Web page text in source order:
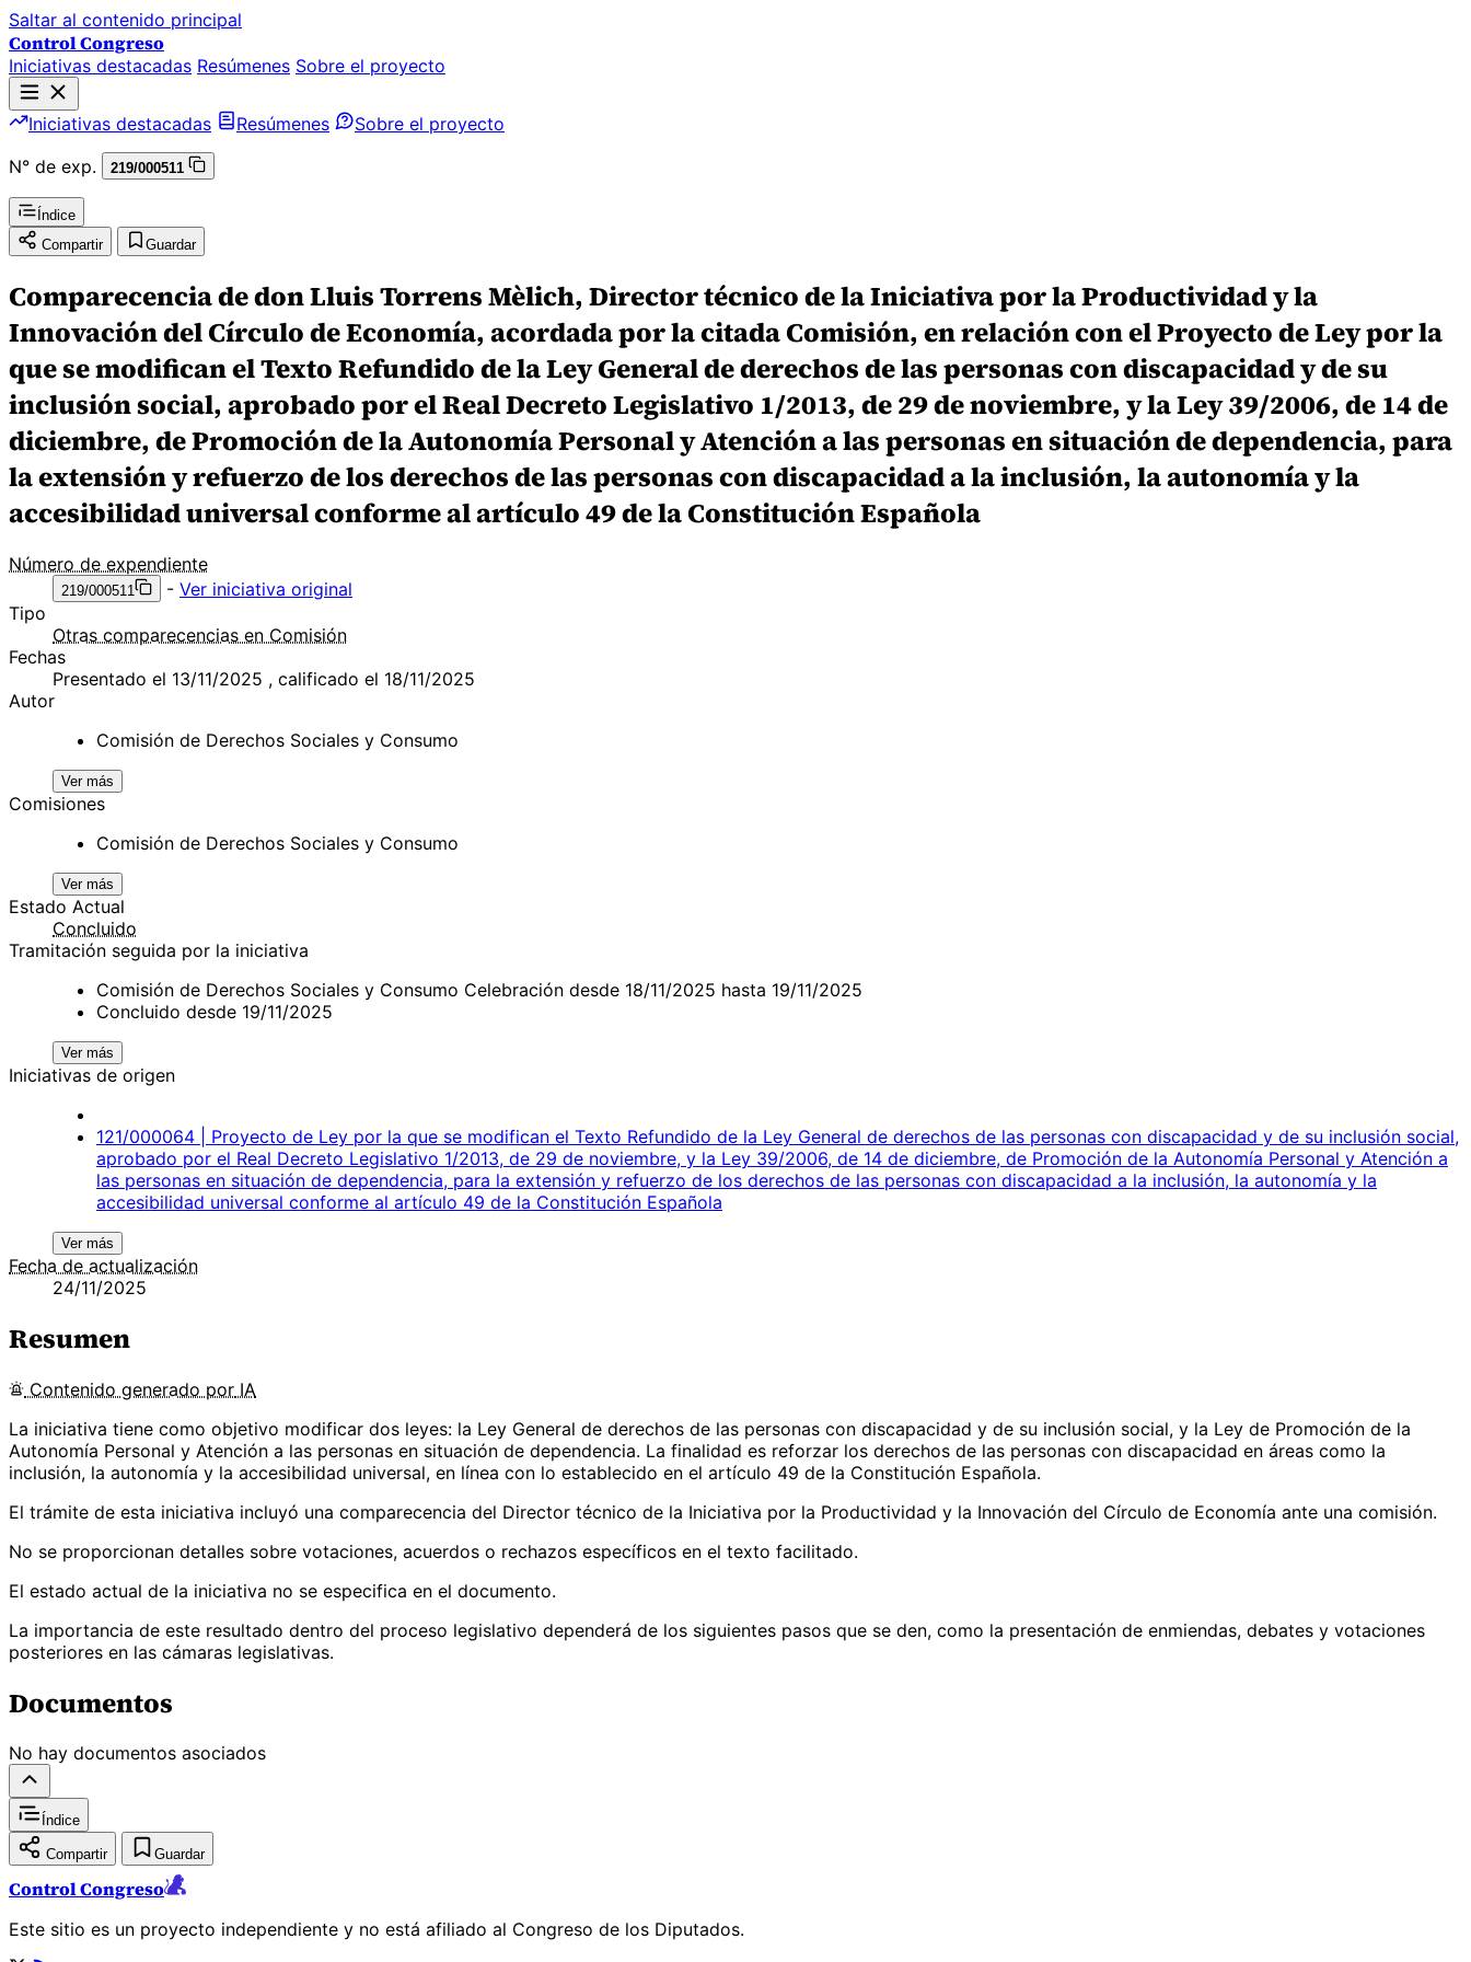
Saltar al contenido principal
Control Congreso
Iniciativas destacadas Resúmenes Sobre el proyecto
Iniciativas destacadas Resúmenes
Sobre el proyecto
N° de exp.
219/000511
Índice
Compartir
Guardar
Comparecencia de don Lluis Torrens Mèlich, Director técnico de la Iniciativa por la Productividad y la
Innovación del Círculo de Economía, acordada por la citada Comisión, en relación con el Proyecto de Ley por la
que se modifican el Texto Refundido de la Ley General de derechos de las personas con discapacidad y de su
inclusión social, aprobado por el Real Decreto Legislativo 1/2013, de 29 de noviembre, y la Ley 39/2006, de 14 de
diciembre, de Promoción de la Autonomía Personal y Atención a las personas en situación de dependencia, para
la extensión y refuerzo de los derechos de las personas con discapacidad a la inclusión, la autonomía y la
accesibilidad universal conforme al artículo 49 de la Constitución Española
Número de expendiente
219/000511 - Ver iniciativa original
Tipo
Otras comparecencias en Comisión
Fechas
Presentado el 13/11/2025 , calificado el 18/11/2025
Autor
Comisión de Derechos Sociales y Consumo
Ver más
Comisiones
Comisión de Derechos Sociales y Consumo
Ver más
Estado Actual
Concluido
Tramitación seguida por la iniciativa
Comisión de Derechos Sociales y Consumo Celebración desde 18/11/2025 hasta 19/11/2025
Concluido desde 19/11/2025
Ver más
Iniciativas de origen
121/000064 | Proyecto de Ley por la que se modifican el Texto Refundido de la Ley General de derechos de las personas con discapacidad y de su inclusión social,
aprobado por el Real Decreto Legislativo 1/2013, de 29 de noviembre, y la Ley 39/2006, de 14 de diciembre, de Promoción de la Autonomía Personal y Atención a
las personas en situación de dependencia, para la extensión y refuerzo de los derechos de las personas con discapacidad a la inclusión, la autonomía y la
accesibilidad universal conforme al artículo 49 de la Constitución Española
Ver más
Fecha de actualización
24/11/2025
Resumen
Contenido generado por IA
La iniciativa tiene como objetivo modificar dos leyes: la Ley General de derechos de las personas con discapacidad y de su inclusión social, y la Ley de Promoción de la
Autonomía Personal y Atención a las personas en situación de dependencia. La finalidad es reforzar los derechos de las personas con discapacidad en áreas como la
inclusión, la autonomía y la accesibilidad universal, en línea con lo establecido en el artículo 49 de la Constitución Española.
El trámite de esta iniciativa incluyó una comparecencia del Director técnico de la Iniciativa por la Productividad y la Innovación del Círculo de Economía ante una comisión.
No se proporcionan detalles sobre votaciones, acuerdos o rechazos específicos en el texto facilitado.
El estado actual de la iniciativa no se especifica en el documento.
La importancia de este resultado dentro del proceso legislativo dependerá de los siguientes pasos que se den, como la presentación de enmiendas, debates y votaciones
posteriores en las cámaras legislativas.
Documentos
No hay documentos asociados
Índice
Compartir Guardar
Control Congreso
Este sitio es un proyecto independiente y no está afiliado al Congreso de los Diputados.